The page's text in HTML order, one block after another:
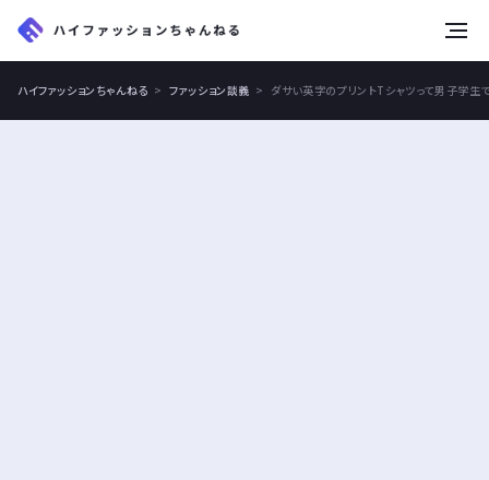
ハイファッションちゃんねる ファッション談義 ダサい英字のプリントTシャツって男子学生